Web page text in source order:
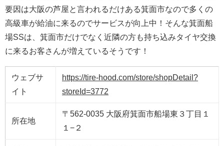
要因は大阪の芦屋と言われるだけある箕面市なので多くの
高級車が給油に来るのでサービスが向上中！そんな箕面船
場SSは、箕面市だけでなく近隣の方も持ち込みタイヤ交換
に来るお客さんが増えているそうです！
ウェブサ
イト
https://tire-hood.com/store/shopDetail?
storeId=3772
所在地
〒562-0035 大阪府箕面市船場東３丁目１
１−２